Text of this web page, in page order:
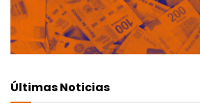
Últimas Noticias